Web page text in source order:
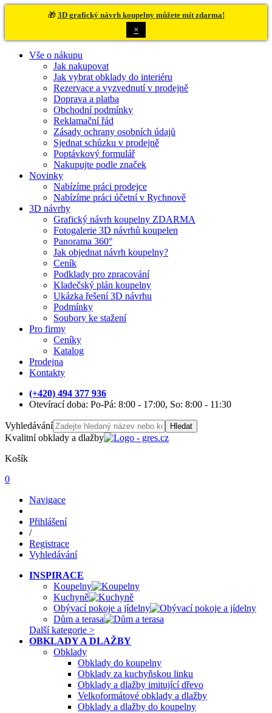
🎁 3D grafický návrh koupelny můžete mít zdarma!
×
Vše o nákupu
Jak nakupovat
Jak vybrat obklady do interiéru
Rezervace a vyzvednutí v prodejně
Doprava a platba
Obchodní podmínky
Reklamační řád
Zásady ochrany osobních údajů
Sjednat schůzku v prodejně
Poptávkový formulář
Nakupujte podle značek
Novinky
Nabízíme práci prodejce
Nabízíme práci účetní v Rychnově
3D návrhy
Grafický návrh koupelny ZDARMA
Fotogalerie 3D návrhů koupelen
Panorama 360°
Jak objednat návrh koupelny?
Ceník
Podklady pro zpracování
Kladečský plán koupelny
Ukázka řešení 3D návrhu
Podmínky
Soubory ke stažení
Pro firmy
Ceníky
Katalog
Prodejna
Kontakty
(+420) 494 377 936
Otevírací doba: Po-Pá: 8:00 - 17:00, So: 8:00 - 11:30
Vyhledávání Hledat
Kvalitní obklady a dlažby
Košík
0
Navigace
Přihlášení
/
Registrace
Vyhledávání
INSPIRACE
Koupelny
Kuchyně
Obývací pokoje a jídelny
Dům a terasa
Další kategorie >
OBKLADY A DLAŽBY
Obklady
Obklady do koupelny
Obklady za kuchyňskou linku
Obklady a dlažby imitující dřevo
Velkoformátové obklady a dlažby
Obklady a dlažby do koupelny